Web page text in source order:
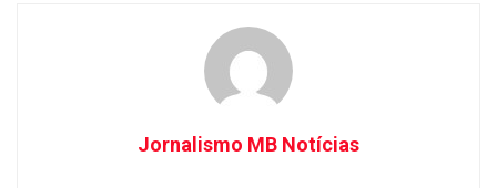
Jornalismo MB Notícias